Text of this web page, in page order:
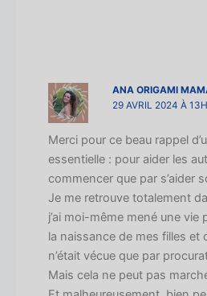
ANA ORIGAMI
29 AVRIL 2024 À
Merci pour ce beau rappel
essentielle : pour aider les
commencer que par s’aider
Je me retrouve totalement
j’ai moi-même mené une vie
la naissance de mes filles et
n’était vécue que par
Mais cela ne peut pas